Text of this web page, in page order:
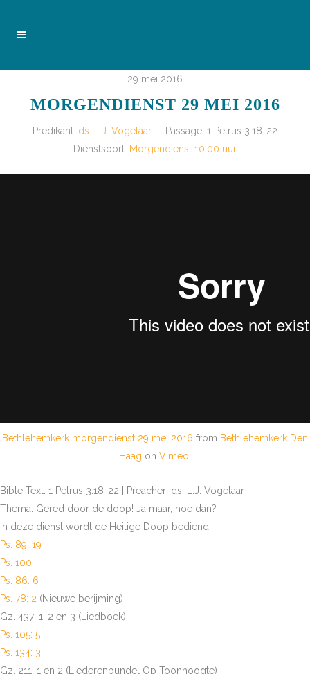
29 mei 2016
MORGENDIENST 29 MEI 2016
Predikant: ds. L.J. Vogelaar Passage: 1 Petrus 3:18-22
Dienstsoort: Morgendienst 10.00 uur
Bethlehemkerk morgendienst 29 mei 2016 from Bethlehemkerk Den
Haag on Vimeo
Bible Text: 1 Petrus 3:18-22 | Preacher: ds. L.J. Vogelaar
Thema: Gered door de doop! Ja maar, hoe dan?
In deze dienst wordt de Heilige Doop bediend.
Ps. 89: 19
Ps. 100
Ps. 86: 6
Ps. 78: 2 (Nieuwe berijming)
Gz. 437: 1, 2 en 3 (Liedboek)
Ps. 105: 5
Ps. 134: 3
Gz. 211: 1 en 2 (Liederenbundel Op Toonhoogte)